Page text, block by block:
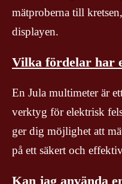
mätproberna till
displayen.
Vilka fördelar har
En Jula multimeter är
verktyg för elektrisk
ger dig möjlighet att
på ett säkert och
Kan jag använda